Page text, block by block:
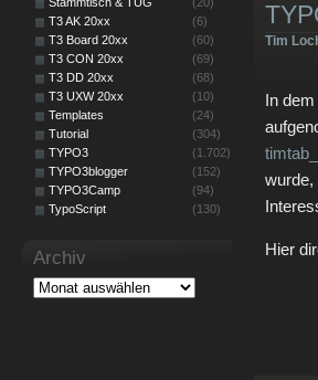
Tim
In
wurde,
Hier
T3 AK 20xx
(6)
T3 Board 20xx
(60)
T3 CON 20xx
(69)
T3 DD 20xx
(68)
T3 UXW 20xx
(10)
Templates
(24)
Tutorial
(304)
TYPO3
(1.702)
TYPO3blogger
(152)
TYPO3Camp
(94)
TypoScript
(130)
Archiv